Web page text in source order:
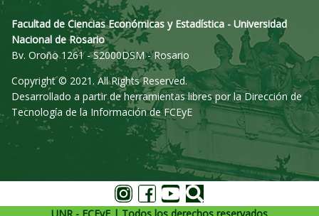
Facultad de Ciencias Económicas y Estadística - Universidad
Nacional de Rosario
Bv. Oroño 1261 - S2000DSM - Rosario
Copyright © 2021. All Rights Reserved.
Desarrollado a partir de herramientas libres por la Dirección de
Tecnología de la Información de FCEyE